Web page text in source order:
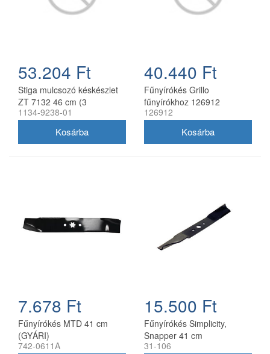
53.204 Ft
Stiga mulcsozó késkészlet
ZT 7132 46 cm (3
db/csomag) 1134-9238-01
1134-9238-01
40.440 Ft
Fűnyírókés Grillo
fűnyírókhoz 126912
126912
7.678 Ft
Fűnyírókés MTD 41 cm
(GYÁRI)
742-0611A
15.500 Ft
Fűnyírókés Simplicity,
Snapper 41 cm
(1704856SM)
31-106